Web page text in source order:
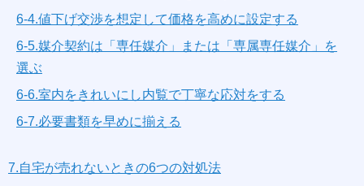
6-4.値下げ交渉を想定して価格を高めに設定する
6-5.媒介契約は「専任媒介」または「専属専任媒介」を
選ぶ
6-6.室内をきれいにし内覧で丁寧な応対をする
6-7.必要書類を早めに揃える
7.自宅が売れないときの6つの対処法